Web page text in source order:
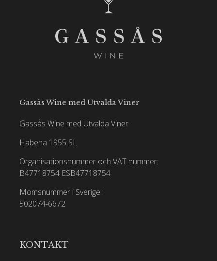
Gassås Wine med Utvalda Viner
Gassås Wine med Utvalda Viner
Habena 1955 SL
Organisationsnummer och VAT nummer:
B47718754 ESB47718754
Momsnummer i Sverige:
502074-6672
KONTAKT